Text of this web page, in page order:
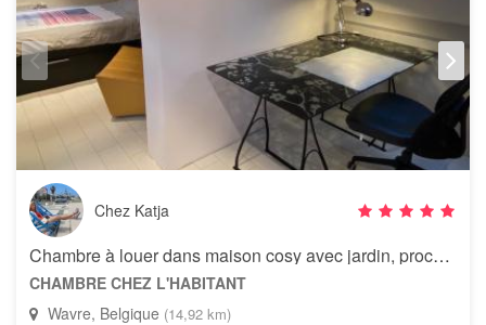
Chez Katja
Chambre à louer dans maison cosy avec jardin, proche de l'UCL
CHAMBRE CHEZ L'HABITANT
Wavre, Belgique (14,92 km)